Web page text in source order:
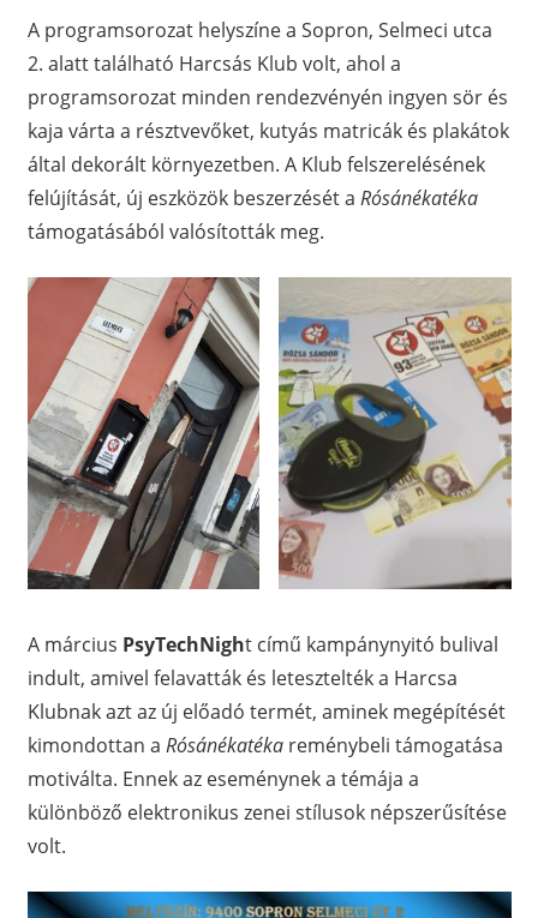
A programsorozat helyszíne a Sopron, Selmeci utca
2. alatt található Harcsás Klub volt, ahol a
programsorozat minden rendezvényén ingyen sör és
kaja várta a résztvevőket, kutyás matricák és plakátok
által dekorált környezetben. A Klub felszerelésének
felújítását, új eszközök beszerzését a Rósánékatéka
támogatásából valósították meg.
A március PsyTechNight című kampánynyitó bulival
indult, amivel felavatták és letesztelték a Harcsa
Klubnak azt az új előadó termét, aminek megépítését
kimondottan a Rósánékatékareménybeli támogatása
motiválta. Ennek az eseménynek a témája a
különböző elektronikus zenei stílusok népszerűsítése
volt.